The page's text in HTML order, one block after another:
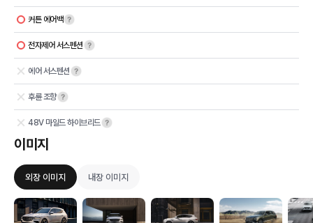
커튼 에어백
전자제어 서스펜션
에어 서스펜션
후륜 조향
48V 마일드 하이브리드
이미지
외장 이미지 내장 이미지